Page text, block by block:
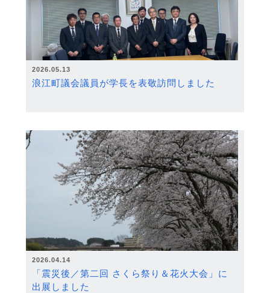
2026.05.13
浪江町議会議員が学長を表敬訪問しました
2026.04.14
「震災後／第二回 さくら祭り＆花火大会」に
出展しました